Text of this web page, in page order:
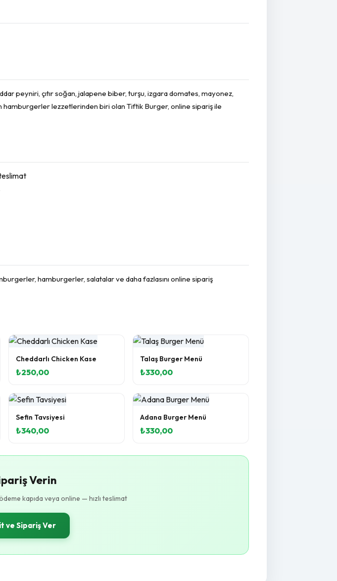
peyniri, çıtır soğan, jalapene biber, turşu, izgara domates, mayonez,
hamburgerler lezzetlerinden biri olan Tiftik Burger, online sipariş ile
hamburgerler, salatalar ve daha fazlasını online sipariş
Cheddarlı Chicken Kase
₺250,00
Talaş Burger Menü
₺330,00
Sefin Tavsiyesi
₺340,00
Adana Burger Menü
₺330,00
Verin
kapıda veya online — hızlı teslimat
ve Sipariş Ver